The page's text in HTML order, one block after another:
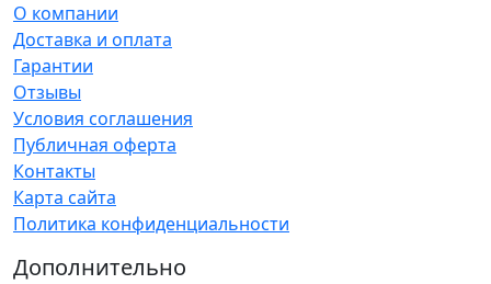
О компании
Доставка и оплата
Гарантии
Отзывы
Условия соглашения
Публичная оферта
Контакты
Карта сайта
Политика конфиденциальности
Дополнительно